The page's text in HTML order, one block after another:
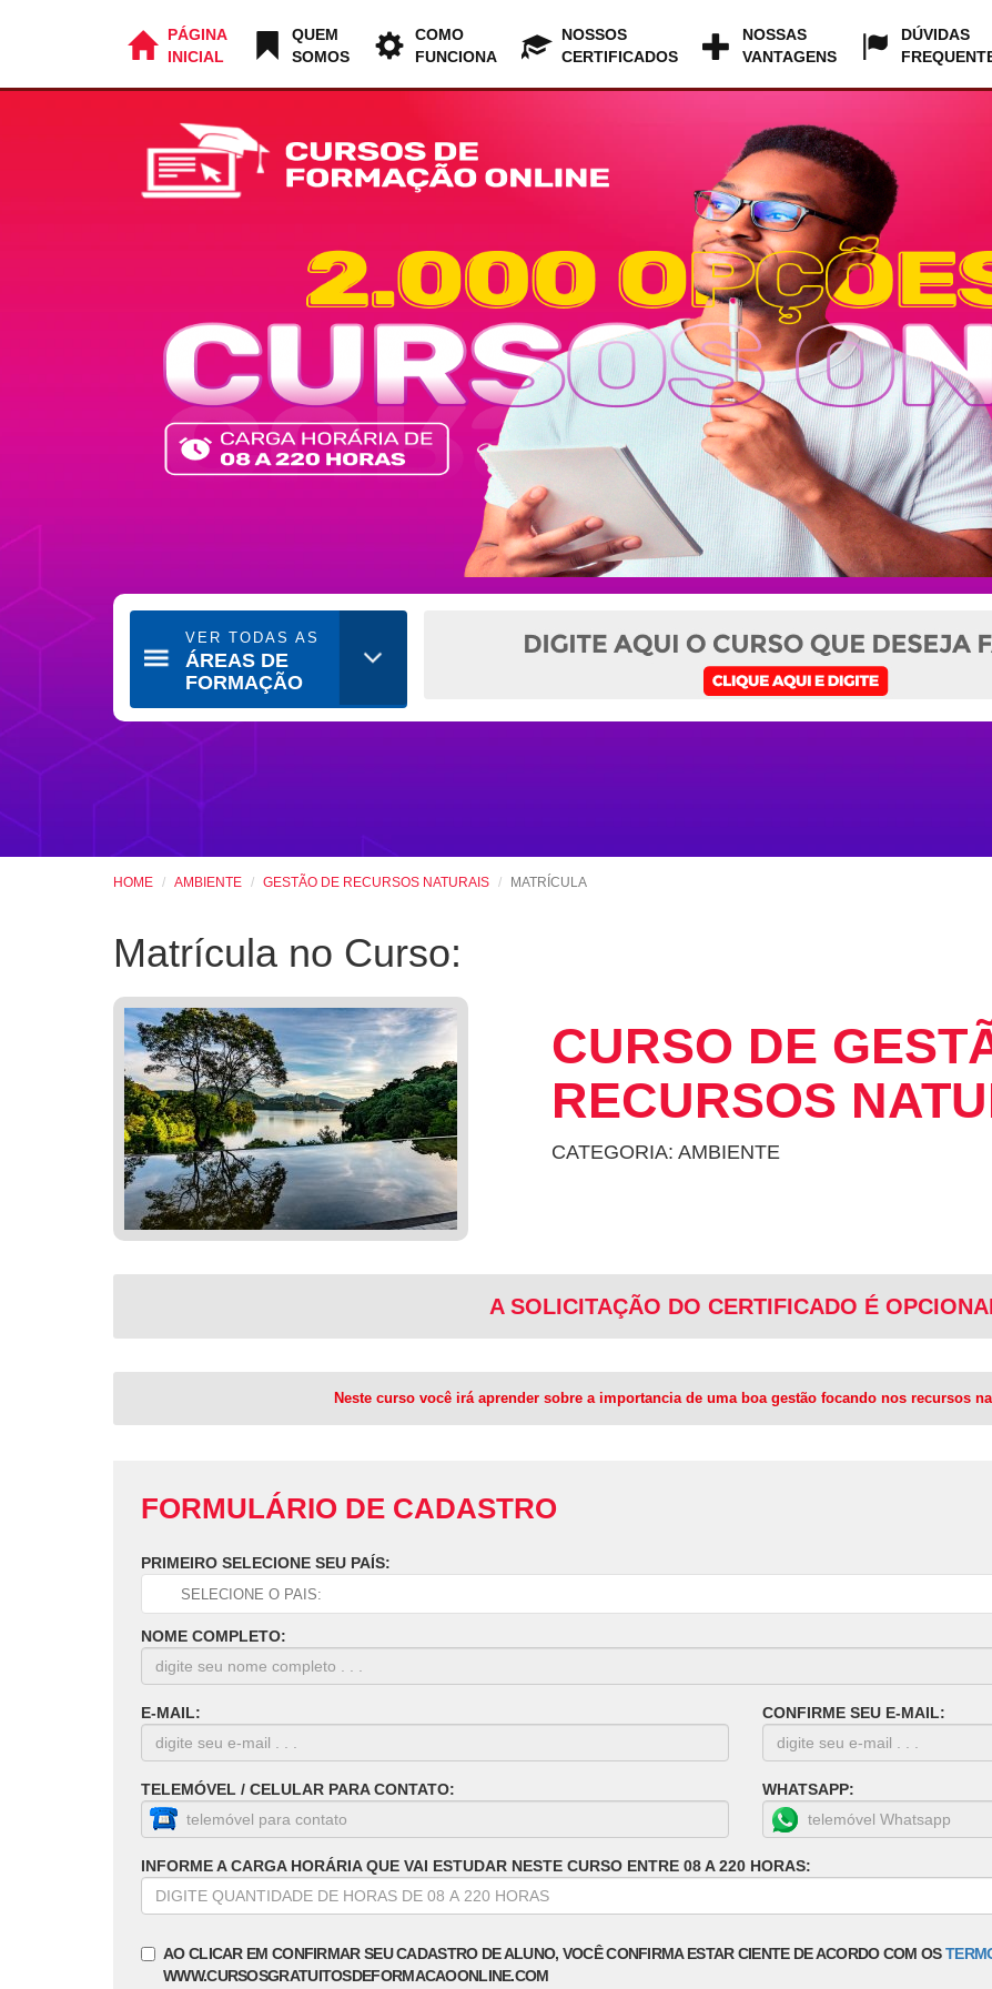
PÁGINA
INICIAL
QUEM
SOMOS
COMO
FUNCIONA
NOSSOS
CERTIFICADOS
NOSSAS
VANTAGENS
DÚVIDAS
VER TODAS AS
ÁREAS DE
FORMAÇÃO
HOME AMBIENTE GESTÃO DE RECURSOS NATURAIS MATRÍCULA
Matrícula no Curso:
CURSO DE
RECURSOS
CATEGORIA: AMBIENTE
A SOLICITAÇÃO DO CERTIFICADO É
Neste curso você irá aprender sobre a importancia de uma boa gestão focando nos recursos
FORMULÁRIO DE CADASTRO
PRIMEIRO SELECIONE SEU PAÍS:
NOME COMPLETO:
E-MAIL: CONFIRME SEU E-MAIL:
TELEMÓVEL / CELULAR PARA CONTATO: WHATSAPP:
INFORME A CARGA HORÁRIA QUE VAI ESTUDAR NESTE CURSO ENTRE 08 A 220 HORAS:
AO CLICAR EM CONFIRMAR SEU CADASTRO DE ALUNO, VOCÊ CONFIRMA ESTAR CIENTE DE ACORDO COM OS
WWW.CURSOSGRATUITOSDEFORMACAOONLINE.COM